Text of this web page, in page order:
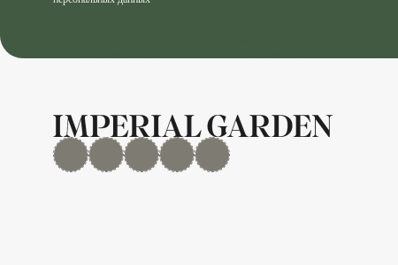
MAX Дзен YouTuberutubeTelegram